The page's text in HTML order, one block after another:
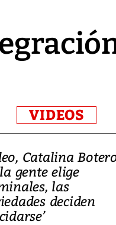
VIDEOS
Catalina
la gente elige
las
deciden